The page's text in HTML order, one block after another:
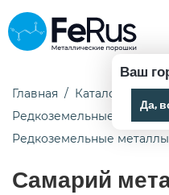
Ваш
Да,
Главная
Каталог
Редкоземельные металлы
Редкоземельные металлы
Самарий